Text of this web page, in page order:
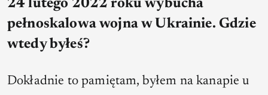
24 lutego 2022 roku wybucha
pełnoskalowa wojna w Ukrainie. Gdzie
wtedy byłeś?
Dokładnie to pamiętam, byłem na kanapie u